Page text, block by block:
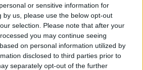
or sensitive information for
by us, please use the below opt-out
selection. Please note that after your
you may continue seeing
on personal information utilized by
disclosed to third parties prior to
separately opt-out of the further
ARTIKLAR OM